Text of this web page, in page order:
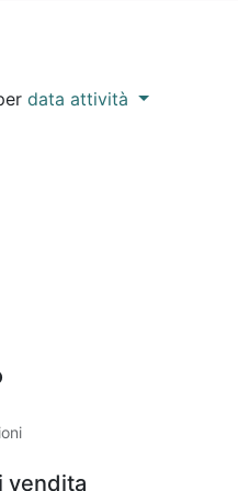
data attività
vendita